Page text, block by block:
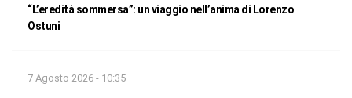
“L’eredità sommersa”: un viaggio nell’anima di Lorenzo
Ostuni
7 Agosto 2026 - 10:35